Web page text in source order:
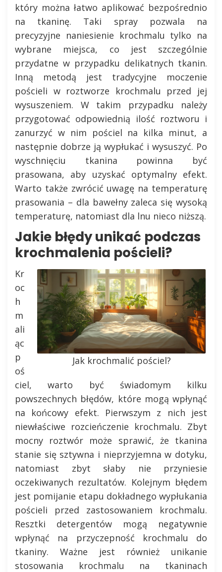
który można łatwo aplikować bezpośrednio
na tkaninę. Taki spray pozwala na
precyzyjne naniesienie krochmalu tylko na
wybrane miejsca, co jest szczególnie
przydatne w przypadku delikatnych tkanin.
Inną metodą jest tradycyjne moczenie
pościeli w roztworze krochmalu przed jej
wysuszeniem. W takim przypadku należy
przygotować odpowiednią ilość roztworu i
zanurzyć w nim pościel na kilka minut, a
następnie dobrze ją wypłukać i wysuszyć. Po
wyschnięciu tkanina powinna być
prasowana, aby uzyskać optymalny efekt.
Warto także zwrócić uwagę na temperaturę
prasowania – dla bawełny zaleca się wysoką
temperaturę, natomiast dla lnu nieco niższą.
Jakie błędy unikać podczas
krochmalenia pościeli?
Jak krochmalić pościel?
Kr
oc
h
m
ali
ąc
p
oś
ciel, warto być świadomym kilku
powszechnych błędów, które mogą wpłynąć
na końcowy efekt. Pierwszym z nich jest
niewłaściwe rozcieńczenie krochmalu. Zbyt
mocny roztwór może sprawić, że tkanina
stanie się sztywna i nieprzyjemna w dotyku,
natomiast zbyt słaby nie przyniesie
oczekiwanych rezultatów. Kolejnym błędem
jest pomijanie etapu dokładnego wypłukania
pościeli przed zastosowaniem krochmalu.
Resztki detergentów mogą negatywnie
wpłynąć na przyczepność krochmalu do
tkaniny. Ważne jest również unikanie
stosowania krochmalu na tkaninach